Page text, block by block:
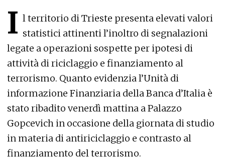
I l territorio di Trieste presenta elevati valori
statistici attinenti l’inoltro di segnalazioni
legate a operazioni sospette per ipotesi di
attività di riciclaggio e finanziamento al
terrorismo. Quanto evidenzia l’Unità di
informazione Finanziaria della Banca d’Italia è
stato ribadito venerdì mattina a Palazzo
Gopcevich in occasione della giornata di studio
in materia di antiriciclaggio e contrasto al
finanziamento del terrorismo.